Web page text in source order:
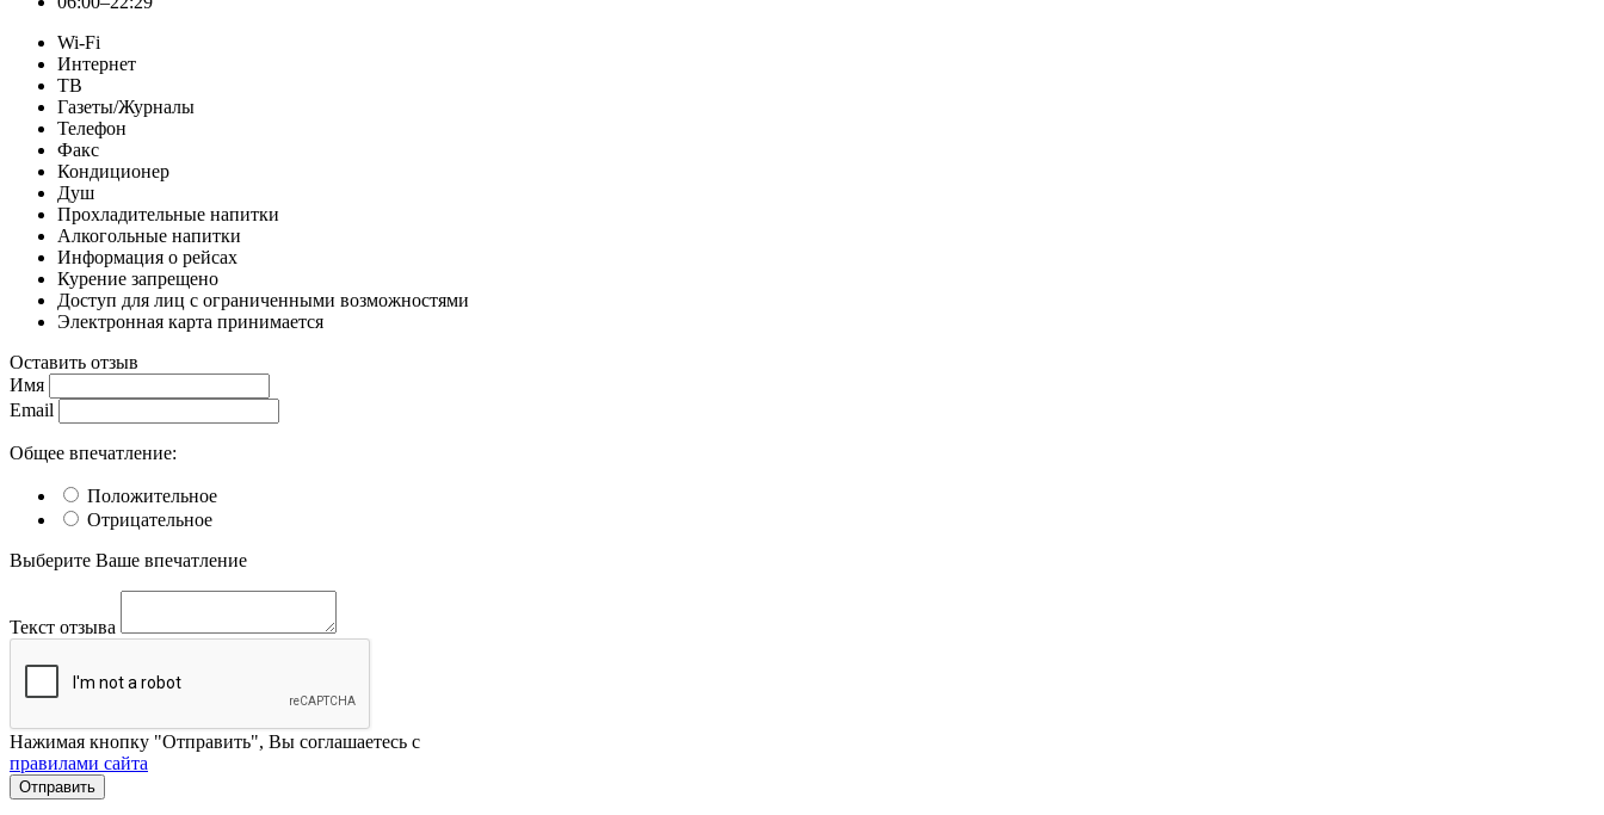
Wi-Fi
Интернет
ТВ
Газеты/Журналы
Телефон
Факс
Кондиционер
Душ
Прохладительные напитки
Алкогольные напитки
Информация о рейсах
Курение запрещено
Доступ для лиц с ограниченными возможностями
Электронная карта принимается
Оставить отзыв
Имя
Email
Общее впечатление:
Положительное
Отрицательное
Выберите Ваше впечатление
Текст отзыва
Нажимая кнопку "Отправить", Вы соглашаетесь с
правилами сайта
Отправить